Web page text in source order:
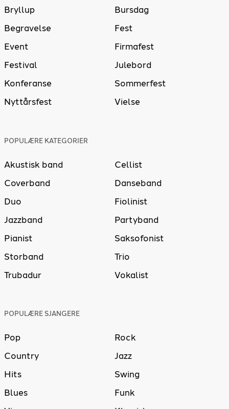
Bryllup
Bursdag
Begravelse
Fest
Event
Firmafest
Festival
Julebord
Konferanse
Sommerfest
Nyttårsfest
Vielse
POPULÆRE KATEGORIER
Akustisk band
Cellist
Coverband
Danseband
Duo
Fiolinist
Jazzband
Partyband
Pianist
Saksofonist
Storband
Trio
Trubadur
Vokalist
POPULÆRE SJANGERE
Pop
Rock
Country
Jazz
Hits
Swing
Blues
Funk